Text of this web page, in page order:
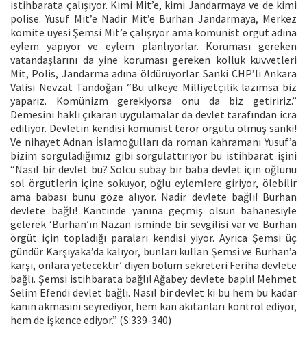
istihbarata çalışıyor. Kimi Mit’e, kimi Jandarmaya ve de kimi
polise. Yusuf Mit’e Nadir Mit’e Burhan Jandarmaya, Merkez
komite üyesi Şemsi Mit’e çalışıyor ama komünist örgüt adına
eylem yapıyor ve eylem planlıyorlar. Koruması gereken
vatandaşlarını da yine koruması gereken kolluk kuvvetleri
Mit, Polis, Jandarma adına öldürüyorlar. Sanki CHP’li Ankara
Valisi Nevzat Tandoğan “Bu ülkeye Milliyetçilik lazımsa biz
yaparız. Komünizm gerekiyorsa onu da biz getiririz.”
Demesini haklı çıkaran uygulamalar da devlet tarafından icra
ediliyor. Devletin kendisi komünist terör örgütü olmuş sanki!
Ve nihayet Adnan İslamoğulları da roman kahramanı Yusuf’a
bizim sorguladığımız gibi sorgulattırıyor bu istihbarat işini
“Nasıl bir devlet bu? Solcu subay bir baba devlet için oğlunu
sol örgütlerin içine sokuyor, oğlu eylemlere giriyor, ölebilir
ama babası bunu göze alıyor. Nadir devlete bağlı! Burhan
devlete bağlı! Kantinde yanına geçmiş olsun bahanesiyle
gelerek ‘Burhan’ın Nazan isminde bir sevgilisi var ve Burhan
örgüt için topladığı paraları kendisi yiyor. Ayrıca Şemsi üç
gündür Karşıyaka’da kalıyor, bunları kullan Şemsi ve Burhan’a
karşı, onlara yetecektir’ diyen bölüm sekreteri Feriha devlete
bağlı. Şemsi istihbarata bağlı! Ağabey devlete baplı! Mehmet
Selim Efendi devlet bağlı. Nasıl bir devlet ki bu hem bu kadar
kanın akmasını seyrediyor, hem kan akıtanları kontrol ediyor,
hem de işkence ediyor.” (S:339-340)